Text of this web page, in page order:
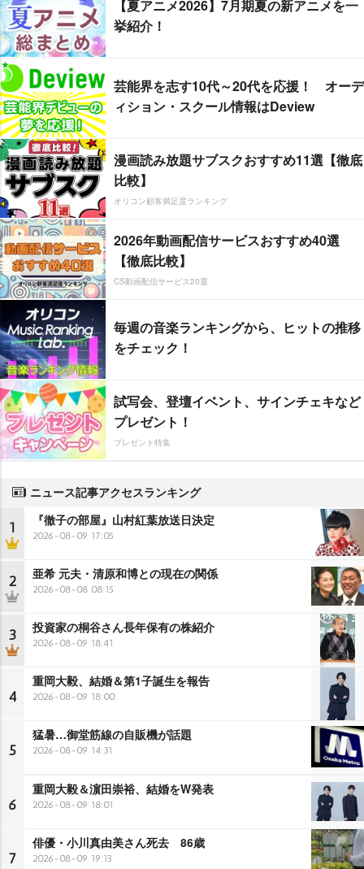
【夏アニメ2026】7月期夏の新アニメを一
挙紹介！
芸能界を志す10代～20代を応援！ オーデ
ィション・スクール情報はDeview
漫画読み放題サブスクおすすめ11選【徹底
比較】
オリコン顧客満足度ランキング
2026年動画配信サービスおすすめ40選
【徹底比較】
CS動画配信サービス20選
毎週の音楽ランキングから、ヒットの推移
をチェック！
試写会、登壇イベント、サインチェキなど
プレゼント！
プレゼント特集
ニュース記事アクセスランキング
1 『徹子の部屋』山村紅葉放送日決定
2026-08-09 17:05
2 亜希 元夫・清原和博との現在の関係
2026-08-08 08:15
3 投資家の桐谷さん長年保有の株紹介
2026-08-09 18:41
4
重岡大毅、結婚＆第1子誕生を報告
2026-08-09 18:00
5
猛暑…御堂筋線の自販機が話題
2026-08-09 14:31
6
重岡大毅＆濵田崇裕、結婚をW発表
2026-08-09 18:01
7
俳優・小川真由美さん死去 86歳
2026-08-09 19:13